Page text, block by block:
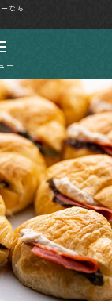
なら
ー